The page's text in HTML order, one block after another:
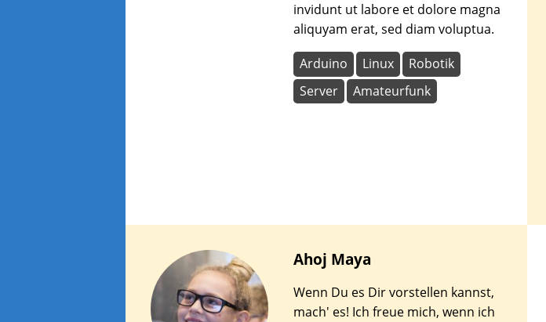
invidunt ut labore et dolore magna
aliquyam erat, sed diam voluptua.
Arduino Linux
Robotik
Server
Amateurfunk
Ahoj Maya
Wenn Du es Dir vorstellen kannst,
mach' es! Ich freue mich, wenn ich